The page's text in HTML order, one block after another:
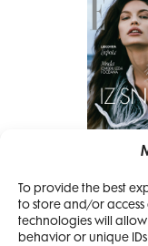
To provide the best
to store and/or
technologies will allow
behavior or unique